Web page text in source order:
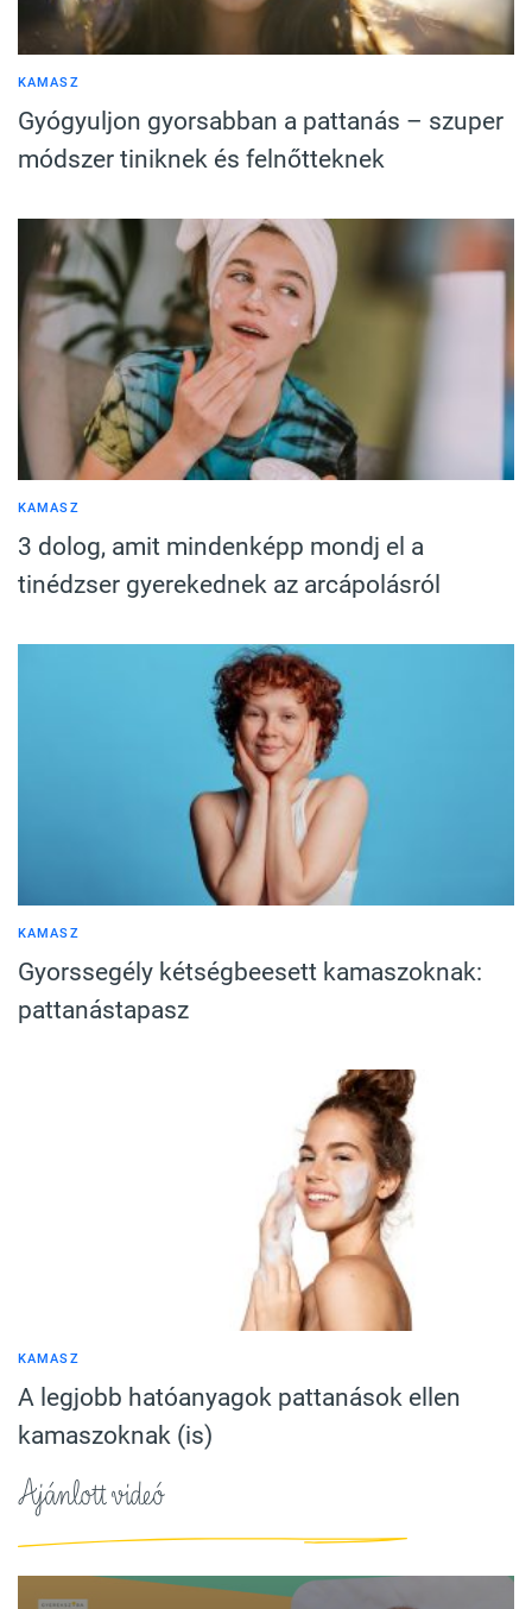
KAMASZ
Gyógyuljon gyorsabban a pattanás – szuper
módszer tiniknek és felnőtteknek
KAMASZ
3 dolog, amit mindenképp mondj el a
tinédzser gyerekednek az arcápolásról
KAMASZ
Gyorssegély kétségbeesett kamaszoknak:
pattanástapasz
KAMASZ
A legjobb hatóanyagok pattanások ellen
kamaszoknak (is)
Ajánlott videó